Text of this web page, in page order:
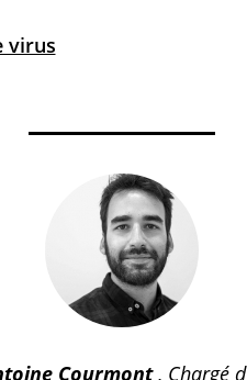
virus
Courmont, Chargé